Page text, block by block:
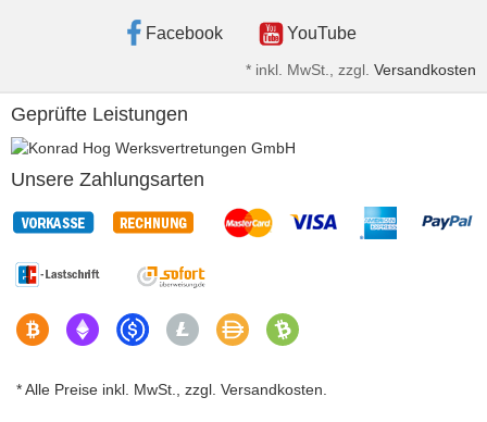
Facebook YouTube
* inkl. MwSt., zzgl. Versandkosten
Geprüfte Leistungen
Unsere Zahlungsarten
* Alle Preise inkl. MwSt., zzgl. Versandkosten.